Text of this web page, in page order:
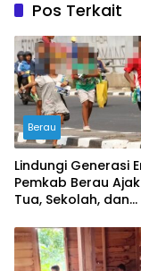
Pos Terkait
Berau
Lindungi Generasi
Pemkab Berau
Tua, Sekolah, dan
Ruang Aman bagi